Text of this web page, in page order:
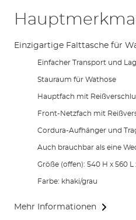
Einzigartige Falttasche für
Einfacher Transport und
Stauraum für Wathose
Hauptfach mit
Front-Netzfach mit
Cordura-Aufhänger und
Auch brauchbar als eine
Größe (offen): 540 H x 560 L
Farbe: khaki/grau
Mehr Informationen